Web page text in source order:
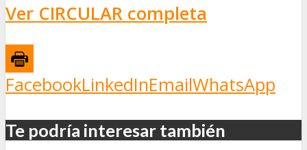
Ver CIRCULAR completa
FacebookLinkedInEmailWhatsApp
Te podría interesar también